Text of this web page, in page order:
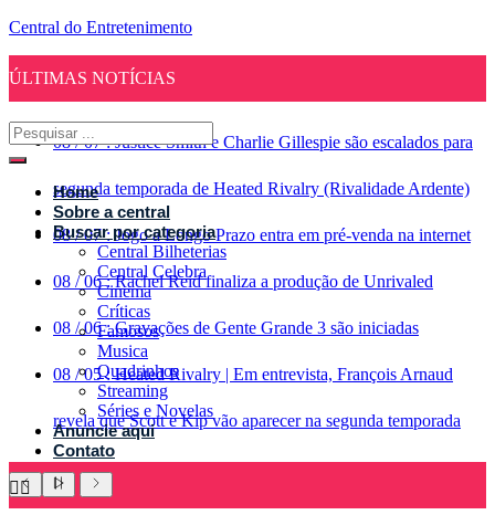
Central do Entretenimento
ÚLTIMAS NOTÍCIAS
08 / 07 : Justice Smith e Charlie Gillespie são escalados para
segunda temporada de Heated Rivalry (Rivalidade Ardente)
08 / 07 : Jogo a Longo Prazo entra em pré-venda na internet
08 / 06 : Rachel Reid finaliza a produção de Unrivaled
08 / 06 : Gravações de Gente Grande 3 são iniciadas
08 / 05 : Heated Rivalry | Em entrevista, François Arnaud
revela que Scott e Kip vão aparecer na segunda temporada
Home
Sobre a central
Buscar por categoria
Central Bilheterias
Central Celebra
Cinema
Críticas
Famosos
Musica
Quadrinhos
Streaming
Séries e Novelas
Anuncie aqui
Contato